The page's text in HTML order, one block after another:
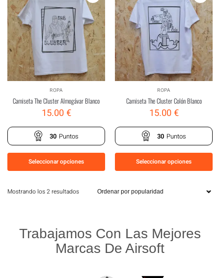
ROPA
Camiseta The Cluster Almogávar Blanco
15.00€
30 Puntos
Seleccionar opciones
ROPA
Camiseta The Cluster Colón Blanco
15.00€
30 Puntos
Seleccionar opciones
Mostrando los 2 resultados
Trabajamos Con Las Mejores
Marcas De Airsoft